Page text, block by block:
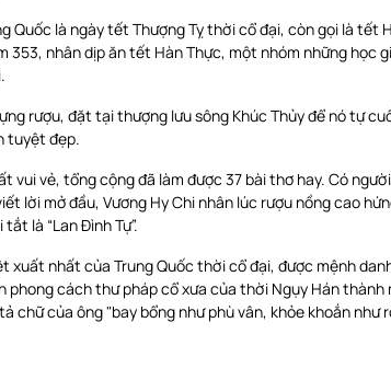
Quốc là ngày tết Thượng Tỵ thời cổ đại, còn gọi là tết
nhân dịp ăn tết Hàn Thực, một nhóm những học
rượu, đặt tại thượng lưu sông Khúc Thủy để nó tự
tuyệt đẹp.
vui vẻ, tổng cộng đã làm được 37 bài thơ hay. Có
lời mở đầu, Vương Hy Chi nhân lúc rượu nồng cao
là “Lan Đình Tự”.
xuất nhất của Trung Quốc thời cổ đại, được mệnh
cách thư pháp cổ xưa của thời Ngụy Hán
của ông "bay bổng như phù vân, khỏe khoắn như